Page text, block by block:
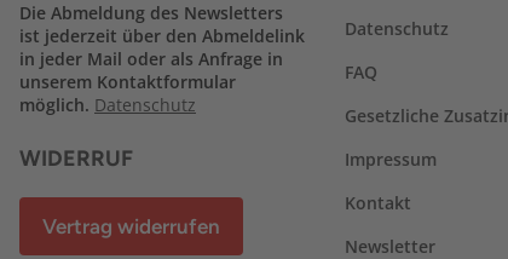
Die Abmeldung des Newsletters
ist jederzeit über den Abmeldelink
in jeder Mail oder als Anfrage in
unserem Kontaktformular
möglich. Datenschutz
WIDERRUF
Vertrag widerrufen
Datenschutz
FAQ
Gesetzliche
Impressum
Kontakt
Newsletter